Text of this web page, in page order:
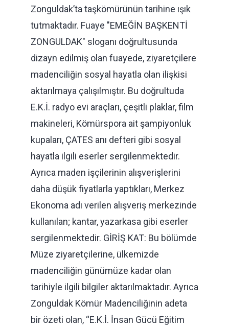
Zonguldak’ta taşkömürünün tarihine ışık
tutmaktadır. Fuaye "EMEĞİN BAŞKENTİ
ZONGULDAK" sloganı doğrultusunda
dizayn edilmiş olan fuayede, ziyaretçilere
madenciliğin sosyal hayatla olan ilişkisi
aktarılmaya çalışılmıştır. Bu doğrultuda
E.K.İ. radyo evi araçları, çeşitli plaklar, film
makineleri, Kömürspora ait şampiyonluk
kupaları, ÇATES anı defteri gibi sosyal
hayatla ilgili eserler sergilenmektedir.
Ayrıca maden işçilerinin alışverişlerini
daha düşük fiyatlarla yaptıkları, Merkez
Ekonoma adı verilen alışveriş merkezinde
kullanılan; kantar, yazarkasa gibi eserler
sergilenmektedir. GİRİŞ KAT: Bu bölümde
Müze ziyaretçilerine, ülkemizde
madenciliğin günümüze kadar olan
tarihiyle ilgili bilgiler aktarılmaktadır. Ayrıca
Zonguldak Kömür Madenciliğinin adeta
bir özeti olan, ‘‘E.K.İ. İnsan Gücü Eğitim